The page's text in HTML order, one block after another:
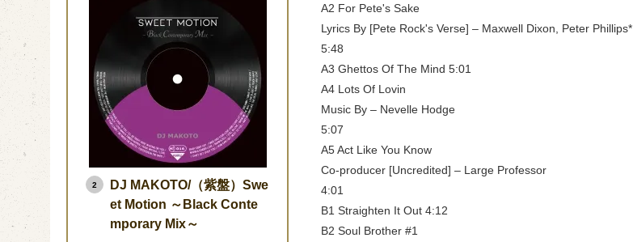
A2 For Pete's Sake
Lyrics By [Pete Rock's Verse] – Maxwell Dixon, Peter Phillips*
5:48
A3 Ghettos Of The Mind 5:01
A4 Lots Of Lovin
Music By – Nevelle Hodge
5:07
A5 Act Like You Know
Co-producer [Uncredited] – Large Professor
4:01
B1 Straighten It Out 4:12
B2 Soul Brother #1
2
DJ MAKOTO/（紫盤）Swe
et Motion ～Black Conte
mporary Mix～